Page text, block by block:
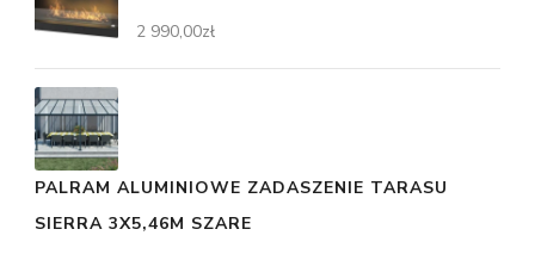
2 990,00zł
PALRAM ALUMINIOWE ZADASZENIE TARASU
SIERRA 3X5,46M SZARE